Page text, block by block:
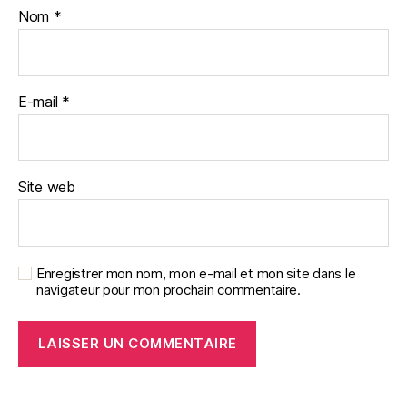
Nom *
E-mail *
Site web
Enregistrer mon nom, mon e-mail et mon site dans le
navigateur pour mon prochain commentaire.